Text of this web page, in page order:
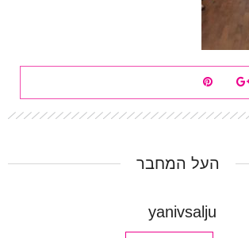
העל המחבר
yanivsalju